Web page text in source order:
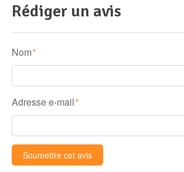
Rédiger un avis
Nom *
Adresse e-mail *